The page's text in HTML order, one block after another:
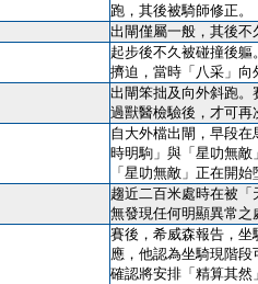
跑，其後被騎師修正。
出閘僅屬一般，其後不
起步後不久被碰撞後
擠迫，當時「八采」
出閘笨拙及向外斜跑
過獸醫檢驗後，才可再
自大外檔出閘，早段
時明駒」與「星叻無
「星叻無敵」正在開始
趨近二百米處時在被
無發現任何明顯異常之
賽後，希威森報告，
應，他認為坐騎現階
確認將安排「精算其